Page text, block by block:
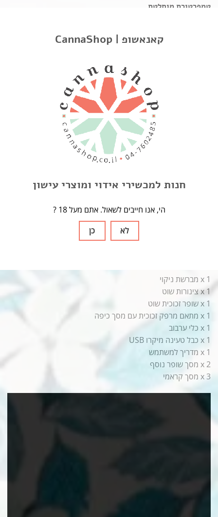
CannaShop | קאנאשופ
חנות למכשירי אידוי ומוצרי עישון
? הי, אנו חייבים לשאול. אתם מעל 18
כן
לא
טמפרטורת מוחלטת
צינור מים מותאם
ה- CFC 2.0 מצויד במתאם לצינור מים המאפשר לך להתאים אישית
את ההפעלות שלך. המתאם ניתן לחיבור בקלות ולא רק מבטיח
משיכה טעימה ונקייה יותר, אלא גם מקרר אדים לשאיפות נוחות
ולשפר את אורך חייו. לניקוי, פשוט השתמש במברשת הכלולה אחרי
כל הפעלה. ניתן גם להסיר בקלות את השופר והמסך לשטיפה.
x 1 מברשת ניקוי
x 1 צינורות שוט
x 1 שופר זכוכית שוט
x 1 מתאם מרפק זכוכית עם מסך כיפה
x 1 כלי ערבוב
x 1 כבל טעינה מיקרו USB
x 1 מדריך למשתמש
x 2 מסך שופר נוסף
x 3 מסך קראמי